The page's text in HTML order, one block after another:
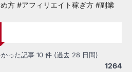
方 #アフィリエイト稼ぎ方 #副業
った記事 10 件 (過去 28 日間)
1264